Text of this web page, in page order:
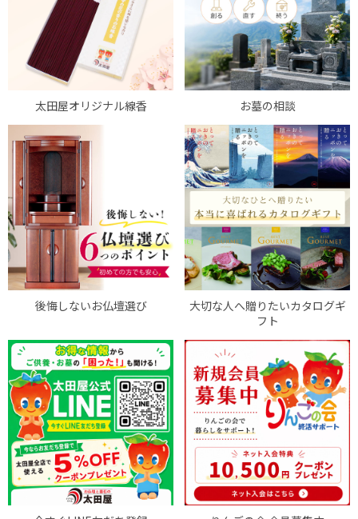
太田屋オリジナル線香 お墓の相談
後悔しないお仏壇選び
大切な人へ贈りたいカタログギ
フト